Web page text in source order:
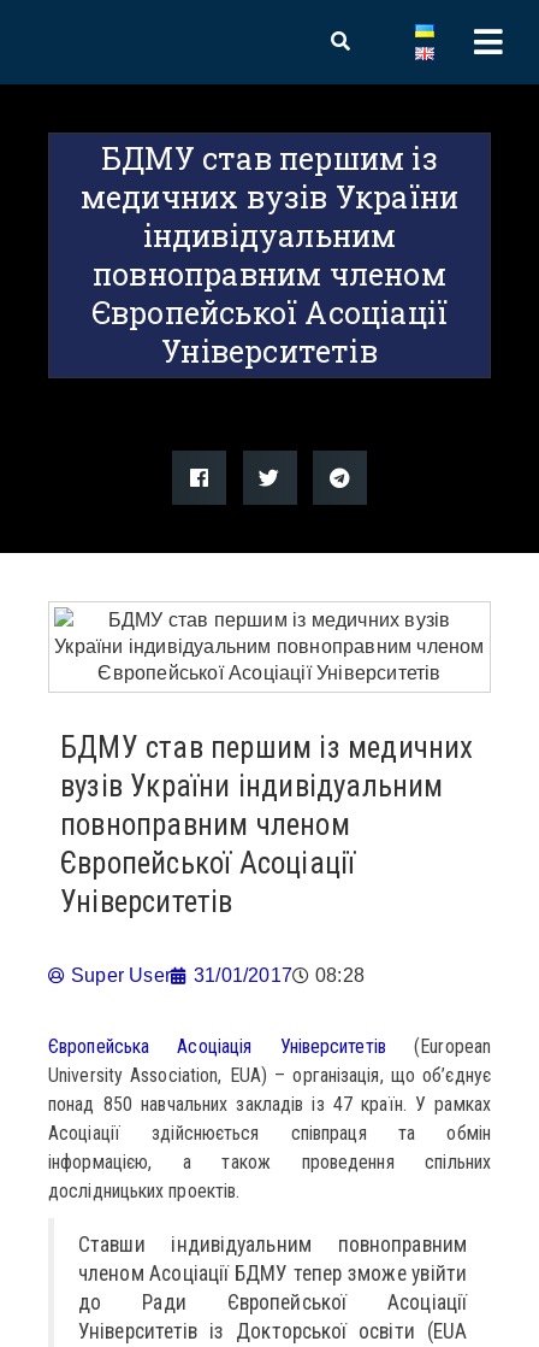
БДМУ став першим із
медичних вузів України
індивідуальним
повноправним членом
Європейської Асоціації
Університетів
БДМУ став першим із медичних
вузів України індивідуальним
повноправним членом
Європейської Асоціації
Університетів
Super User 31/01/2017 08:28
Європейська Асоціація Університетів (European
University Association, EUA) – організація, що об’єднує
понад 850 навчальних закладів із 47 країн. У рамках
Асоціації здійснюється співпраця та обмін
інформацією, а також проведення спільних
дослідницьких проектів.
Ставши індивідуальним повноправним
членом Асоціації БДМУ тепер зможе увійти
до Ради Європейської Асоціації
Університетів із Докторської освіти (EUA